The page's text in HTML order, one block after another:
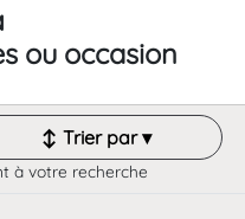
ou occasion
↕ Trier par ▾
à votre recherche